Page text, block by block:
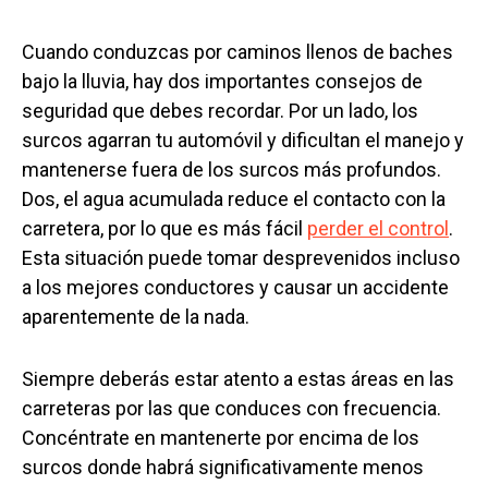
Cuando conduzcas por caminos llenos de baches
bajo la lluvia, hay dos importantes consejos de
seguridad que debes recordar. Por un lado, los
surcos agarran tu automóvil y dificultan el manejo y
mantenerse fuera de los surcos más profundos.
Dos, el agua acumulada reduce el contacto con la
carretera, por lo que es más fácil perder el control .
Esta situación puede tomar desprevenidos incluso
a los mejores conductores y causar un accidente
aparentemente de la nada.
Siempre deberás estar atento a estas áreas en las
carreteras por las que conduces con frecuencia.
Concéntrate en mantenerte por encima de los
surcos donde habrá significativamente menos